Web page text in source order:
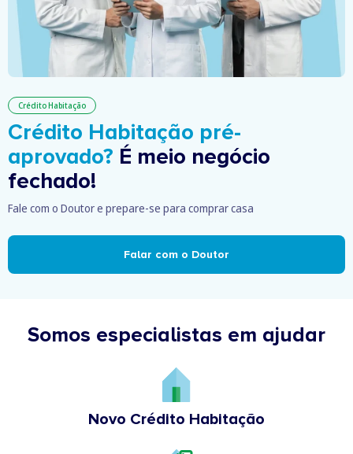
Crédito Habitação
Crédito Habitação pré-
aprovado? É meio negócio
fechado!
Fale com o Doutor e prepare-se para comprar casa
Falar com o Doutor
Somos especialistas em ajudar
Novo Crédito Habitação